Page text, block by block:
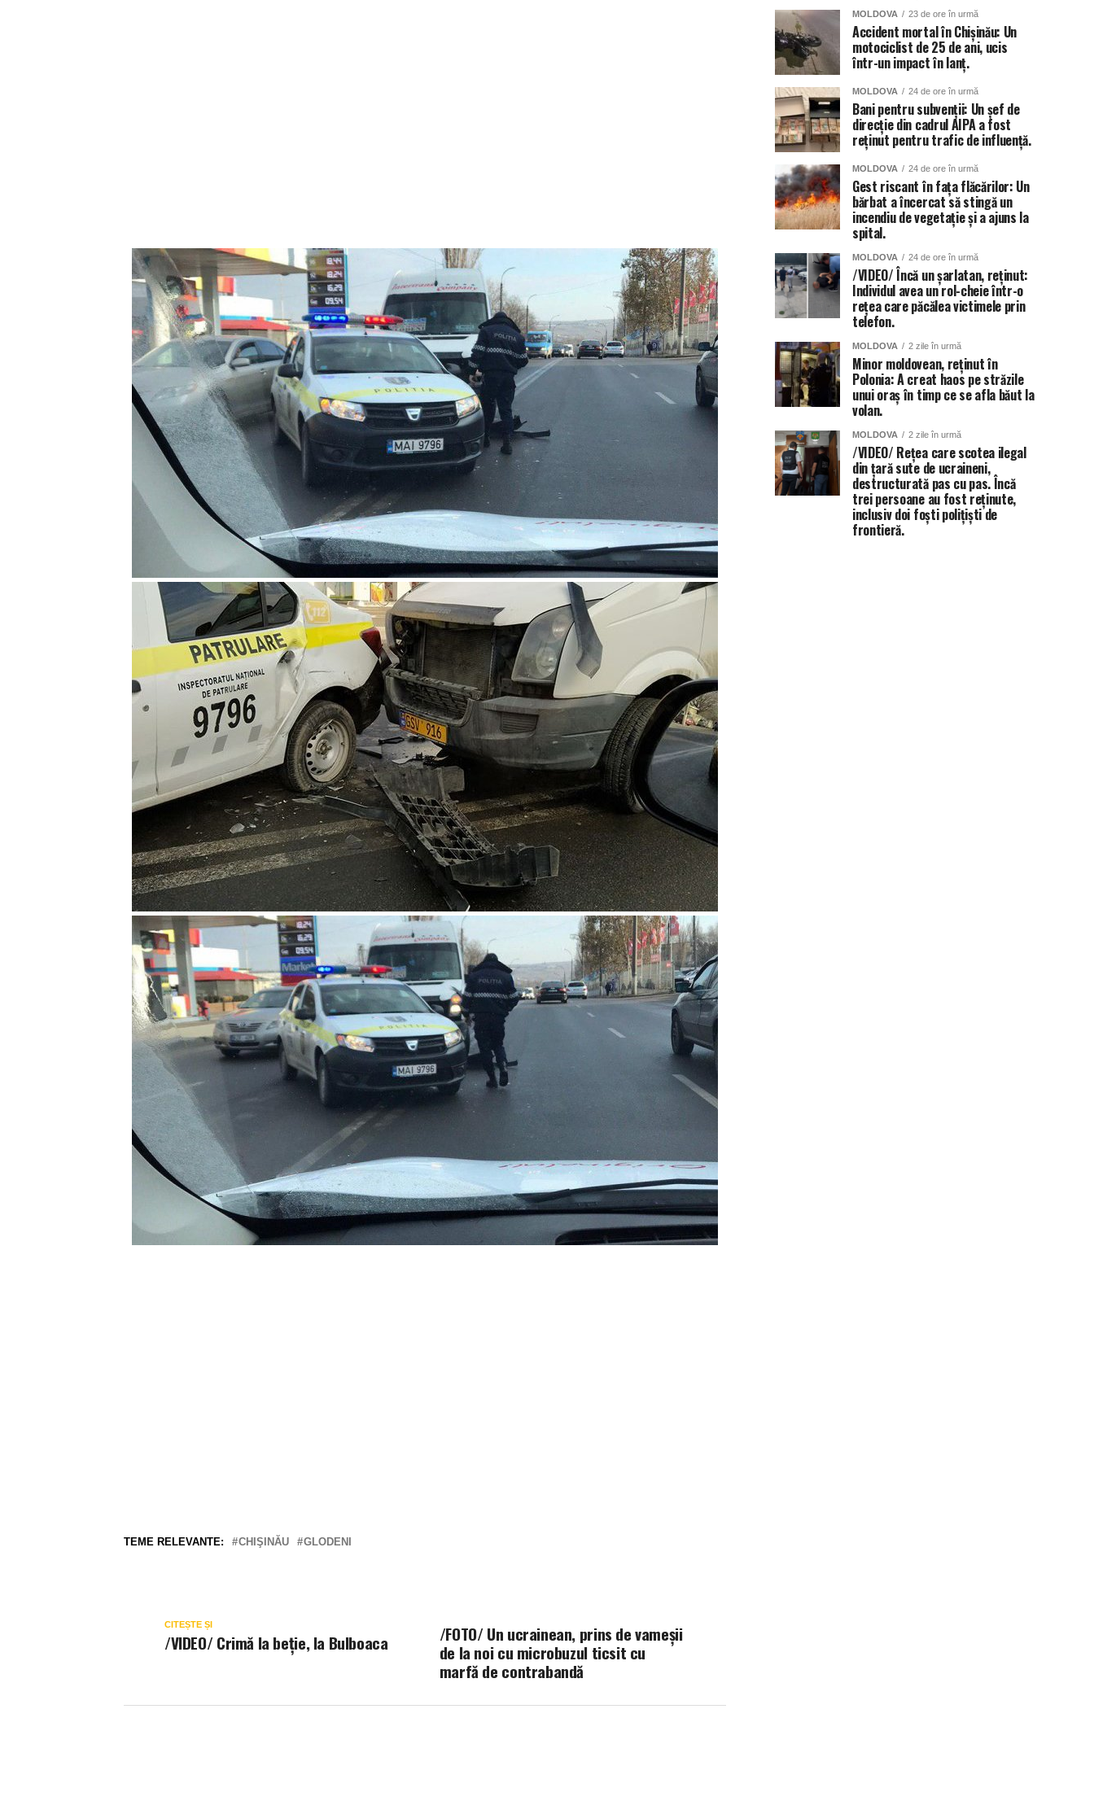
TEME RELEVANTE: CHIŞINĂU GLODENI
/FOTO/ Un ucrainean, prins de vameșii
de la noi cu microbuzul ticsit cu
marfă de contrabandă
CITEȘTE ȘI
/VIDEO/ Crimă la beție, la Bulboaca
MOLDOVA 23 de ore în urmă
Accident mortal în Chișinău: Un
motociclist de 25 de ani, ucis
într-un impact în lanț.
MOLDOVA 24 de ore în urmă
Bani pentru subvenții: Un șef de
direcție din cadrul AIPA a fost
reținut pentru trafic de influență.
MOLDOVA 24 de ore în urmă
Gest riscant în fața flăcărilor: Un
bărbat a încercat să stingă un
incendiu de vegetație și a ajuns la
spital.
MOLDOVA 24 de ore în urmă
/VIDEO/ Încă un șarlatan, reținut:
Individul avea un rol-cheie într-o
rețea care păcălea victimele prin
telefon.
MOLDOVA 2 zile în urmă
Minor moldovean, reținut în
Polonia: A creat haos pe străzile
unui oraș în timp ce se afla băut la
volan.
MOLDOVA 2 zile în urmă
/VIDEO/ Rețea care scotea ilegal
din țară sute de ucraineni,
destructurată pas cu pas. Încă
trei persoane au fost reținute,
inclusiv doi foști polițiști de
frontieră.